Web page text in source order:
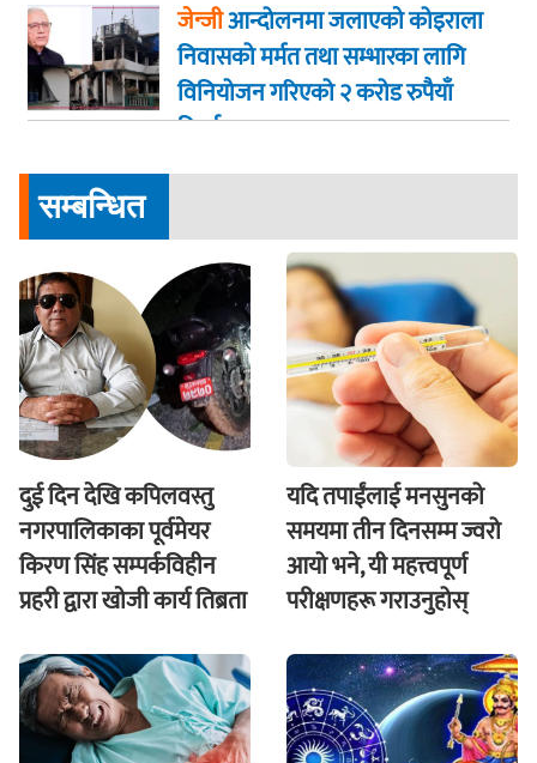
जेन्जीआन्दोलनमा जलाएकाे कोइराला
निवासको मर्मत तथा सम्भारका लागि
विनियोजन गरिएको २ करोड रुपैयाँ
फिर्ता
सम्बन्धित
दुई दिन देखि कपिलवस्तु
नगरपालिकाका पूर्वमेयर
किरण सिंह सम्पर्कविहीन
प्रहरी द्वारा खाेजी कार्य तिब्रता
यदि तपाईंलाई मनसुनको
समयमा तीन दिनसम्म ज्वरो
आयो भने, यी महत्त्वपूर्ण
परीक्षणहरू गराउनुहोस्